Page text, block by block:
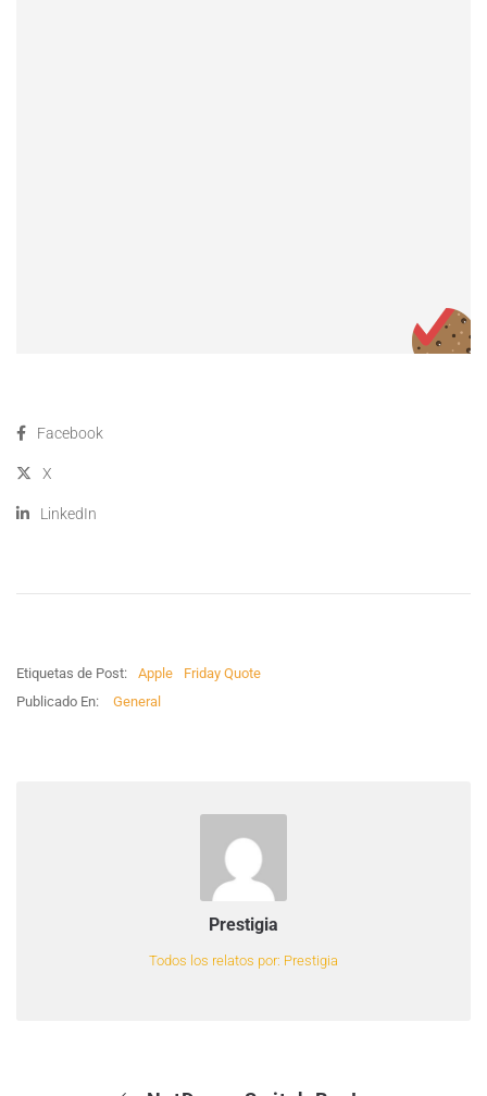
Facebook
X
LinkedIn
Etiquetas de Post: Apple
Friday Quote
Publicado En:
General
Prestigia
Todos los relatos por: Prestigia